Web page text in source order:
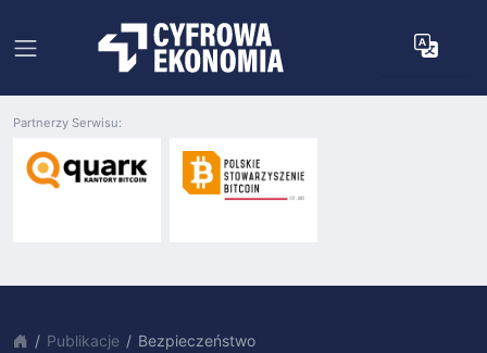
Partnerzy Serwisu:
Publikacje Bezpieczeństwo